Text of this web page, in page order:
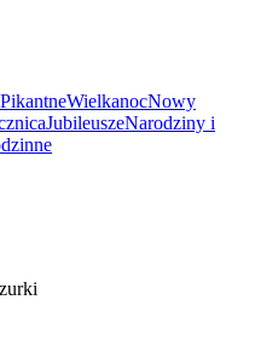
PikantneWielkanocNowy
JubileuszeNarodziny i